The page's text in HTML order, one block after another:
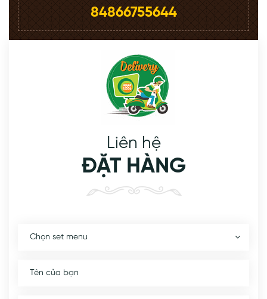
84866755644
Liên hệ
ĐẶT HÀNG